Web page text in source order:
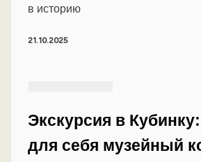
в историю
21.10.2025
Экскурсия в
для себя музейный